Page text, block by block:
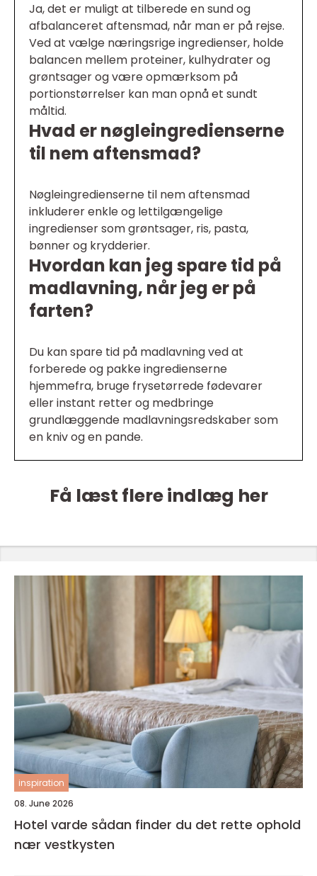
Ja, det er muligt at tilberede en sund og
afbalanceret aftensmad, når man er på rejse.
Ved at vælge næringsrige ingredienser, holde
balancen mellem proteiner, kulhydrater og
grøntsager og være opmærksom på
portionstørrelser kan man opnå et sundt
måltid.
Hvad er nøgleingredienserne
til nem aftensmad?
Nøgleingredienserne til nem aftensmad
inkluderer enkle og lettilgængelige
ingredienser som grøntsager, ris, pasta,
bønner og krydderier.
Hvordan kan jeg spare tid på
madlavning, når jeg er på
farten?
Du kan spare tid på madlavning ved at
forberede og pakke ingredienserne
hjemmefra, bruge frysetørrede fødevarer
eller instant retter og medbringe
grundlæggende madlavningsredskaber som
en kniv og en pande.
Få læst flere indlæg her
inspiration
08. June 2026
Hotel varde sådan finder du det rette ophold
nær vestkysten